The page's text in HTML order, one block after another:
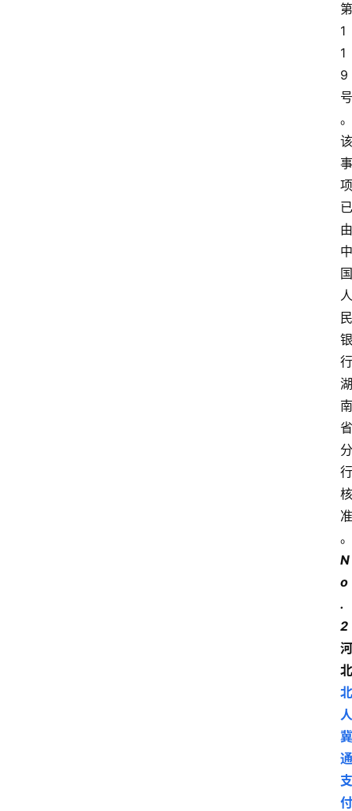
第
1
1
9
号
。
该
事
项
已
由
中
国
人
民
银
行
湖
南
省
分
行
核
准
。
N
o
.
2
河
北
北
人
冀
通
支
付